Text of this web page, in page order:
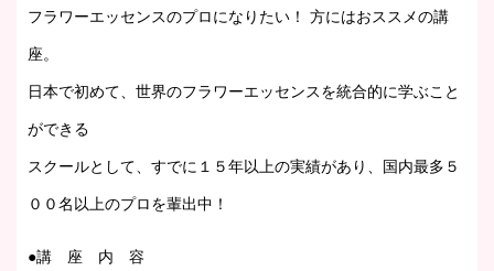
フラワーエッセンスのプロになりたい！ 方にはおススメの講
座。
日本で初めて、世界のフラワーエッセンスを統合的に学ぶこと
ができる
スクールとして、すでに１５年以上の実績があり、国内最多５
００名以上のプロを輩出中！
●講 座 内 容